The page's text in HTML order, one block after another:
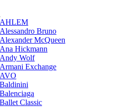
AHLEM
Alessandro Bruno
Alexander McQueen
Ana Hickmann
Andy Wolf
Armani Exchange
AVO
Baldinini
Balenciaga
Ballet Classic